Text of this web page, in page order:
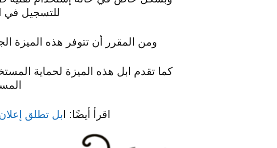
للتسجيل في
ومن المقرر أن تتوفر هذه الميزة
كما تقدم ابل هذه الميزة لحماية
اقرأ أيضًا: ابل تطلق